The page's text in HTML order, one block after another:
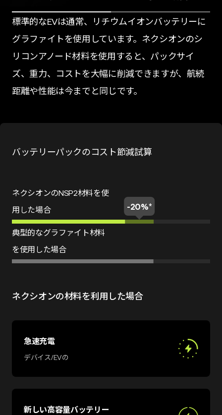
標準的なEVは通常、リチウムイオンバッテリーに
グラファイトを使用しています。ネクシオンのシ
リコンアノード材料を使用すると、パックサイ
ズ、重力、コストを大幅に削減できますが、航続
距離や性能は今までと同じです。
バッテリーパックのコスト節減試算
航続性能の改善効果
ネクシオンのNSP2材料を使
用した場合
-20%*
典型的なグラファイト材料
を使用した場合
ネクシオンの材料を利用した場合
急速充電
デバイス/EVの
新しい高容量バッテリー